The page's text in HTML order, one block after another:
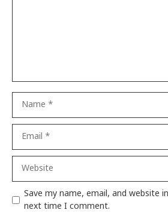
Website
Save my name, email, and website
next time I comment.